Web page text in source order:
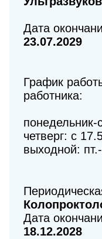
Дата
23.07.2029
График
работника:
четверг: с
выходной:
Дата
18.12.2028